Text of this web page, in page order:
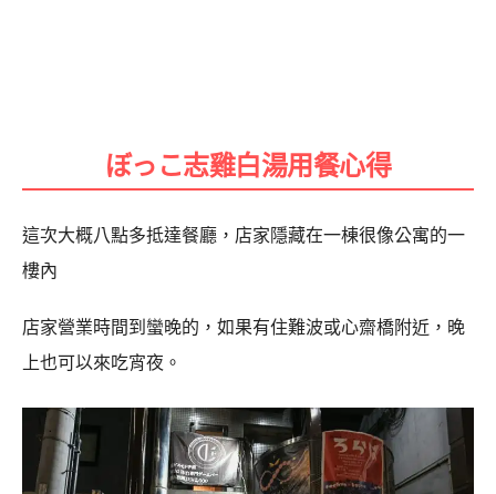
ぼっこ志雞白湯用餐心得
這次大概八點多抵達餐廳，店家隱藏在一棟很像公寓的一
樓內
店家營業時間到蠻晚的，如果有住難波或心齋橋附近，晚
上也可以來吃宵夜。